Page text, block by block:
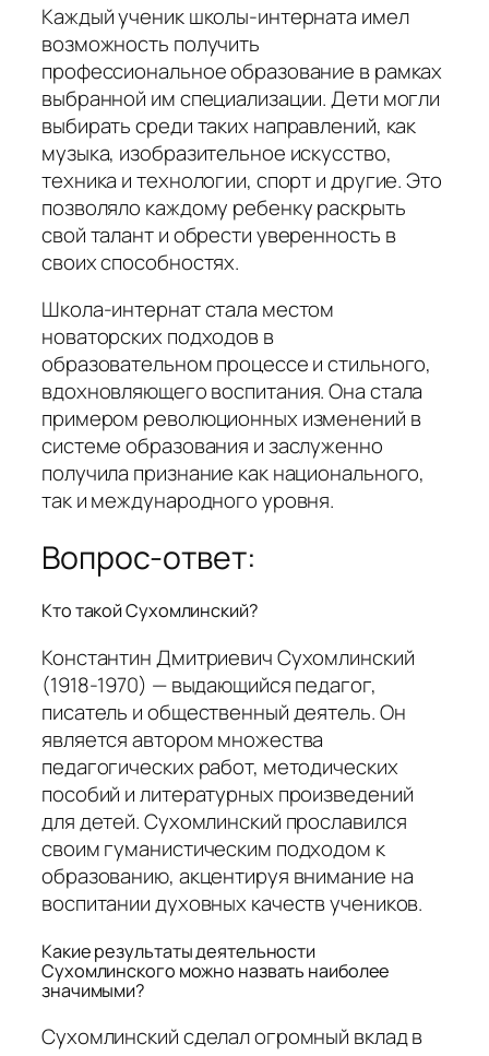
Каждый ученик школы-интерната имел
возможность получить
профессиональное образование в рамках
выбранной им специализации. Дети могли
выбирать среди таких направлений, как
музыка, изобразительное искусство,
техника и технологии, спорт и другие. Это
позволяло каждому ребенку раскрыть
свой талант и обрести уверенность в
своих способностях.
Школа-интернат стала местом
новаторских подходов в
образовательном процессе и стильного,
вдохновляющего воспитания. Она стала
примером революционных изменений в
системе образования и заслуженно
получила признание как национального,
так и международного уровня.
Вопрос-ответ:
Кто такой Сухомлинский?
Константин Дмитриевич Сухомлинский
(1918-1970) — выдающийся педагог,
писатель и общественный деятель. Он
является автором множества
педагогических работ, методических
пособий и литературных произведений
для детей. Сухомлинский прославился
своим гуманистическим подходом к
образованию, акцентируя внимание на
воспитании духовных качеств учеников.
Какие результаты деятельности
Сухомлинского можно назвать наиболее
значимыми?
Сухомлинский сделал огромный вклад в